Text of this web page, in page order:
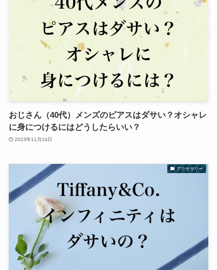
おじさん（40代）メンズのピアスはダサい？オシャレ
に身につけるにはどうしたらいい？
2023年11月14日
アクセサリー